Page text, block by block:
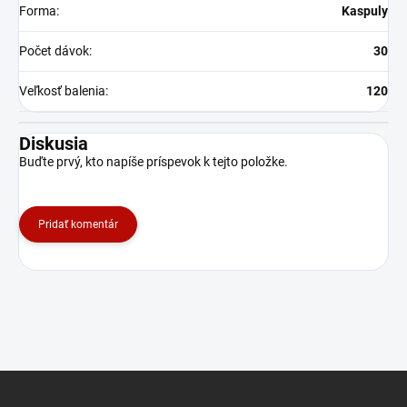
Forma: Kaspuly
Počet dávok: 30
Veľkosť balenia: 120
Diskusia
Buďte prvý, kto napíše príspevok k tejto položke.
Pridať komentár